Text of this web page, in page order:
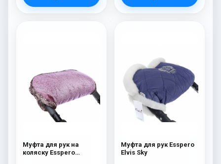
Муфта для рук на
коляску Esspero
Муфта для рук Esspero
Elvis Sky